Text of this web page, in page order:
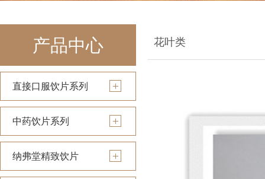
产品中心
直接口服饮片系列
中药饮片系列
纳弗堂精致饮片
花叶类